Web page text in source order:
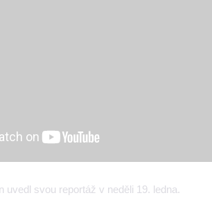
uvedl svou reportáž v neděli 19. ledna.